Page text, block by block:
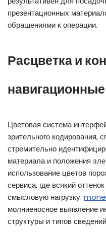
презентационных
обращениями к операции.
Расцветка и
Цветовая система
зрительного кодирования,
стремительно
материала и положения
использование цветов
сервиса, где всякий
смысловую нагрузку.
молниеносное выявление
структуры и типов